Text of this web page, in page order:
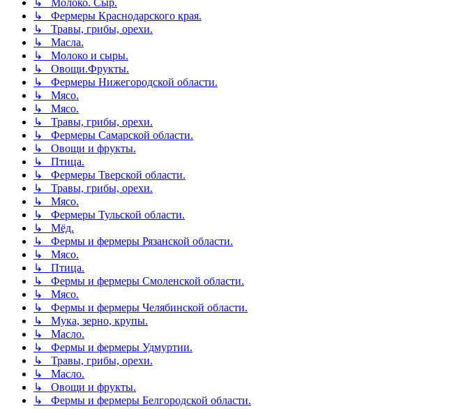
↳ Молоко. Сыр.
↳ Фермеры Краснодарского края.
↳ Травы, грибы, орехи.
↳ Масла.
↳ Молоко и сыры.
↳ Овощи.Фрукты.
↳ Фермеры Нижегородской области.
↳ Мясо.
↳ Мясо.
↳ Травы, грибы, орехи.
↳ Фермеры Самарской области.
↳ Овощи и фрукты.
↳ Птица.
↳ Фермеры Тверской области.
↳ Травы, грибы, орехи.
↳ Мясо.
↳ Фермеры Тульской области.
↳ Мёд.
↳ Фермы и фермеры Рязанской области.
↳ Мясо.
↳ Птица.
↳ Фермы и фермеры Смоленской области.
↳ Мясо.
↳ Фермы и фермеры Челябинской области.
↳ Мука, зерно, крупы.
↳ Масло.
↳ Фермы и фермеры Удмуртии.
↳ Травы, грибы, орехи.
↳ Масло.
↳ Овощи и фрукты.
↳ Фермы и фермеры Белгородской области.